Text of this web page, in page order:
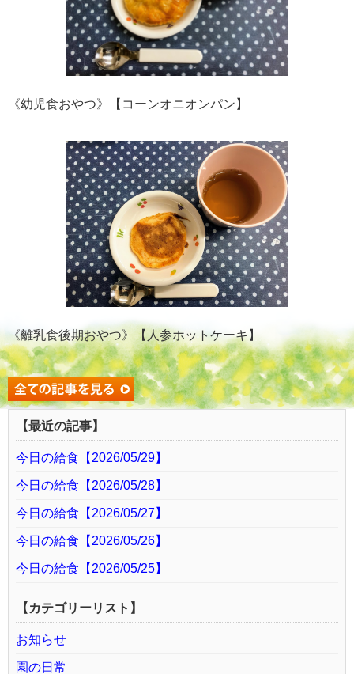
《幼児食おやつ》【コーンオニオンパン】
《離乳食後期おやつ》【人参ホットケーキ】
【最近の記事】
今日の給食【2026/05/29】
今日の給食【2026/05/28】
今日の給食【2026/05/27】
今日の給食【2026/05/26】
今日の給食【2026/05/25】
【カテゴリーリスト】
お知らせ
園の日常